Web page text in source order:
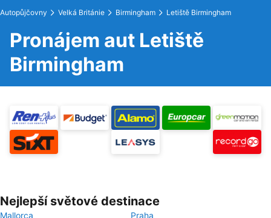
Autopůjčovny Velká Británie Birmingham Letiště Birmingham
Pronájem aut Letiště
Birmingham
Nejlepší světové destinace
Mallorca
Praha